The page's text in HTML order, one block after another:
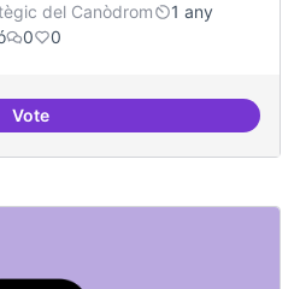
del Canòdrom
1 any
0 0
VoteEspai grades democràtiques